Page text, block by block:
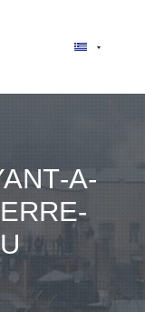
Α-